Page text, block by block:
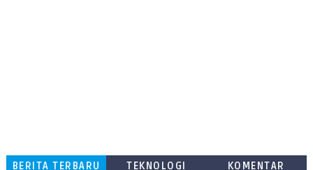
BERITA TERBARU TEKNOLOGI
KOMENTAR